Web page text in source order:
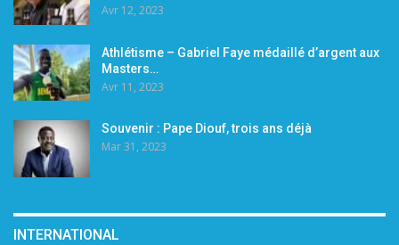
Avr 12, 2023
Athlétisme – Gabriel Faye médaillé d’argent aux
Masters…
Avr 11, 2023
Souvenir : Pape Diouf, trois ans déjà
Mar 31, 2023
INTERNATIONAL